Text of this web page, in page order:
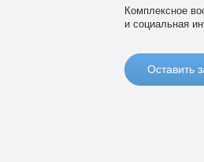
Комплексное
и социальная
Оставить